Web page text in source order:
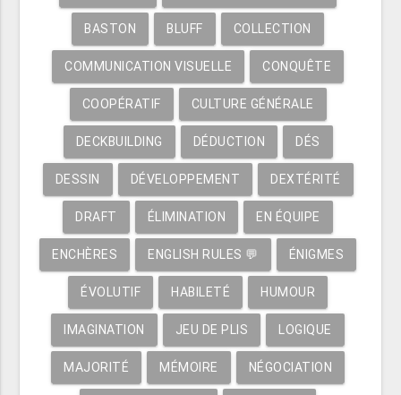
BASTON BLUFF COLLECTION
COMMUNICATION VISUELLE CONQUÊTE
COOPÉRATIF CULTURE GÉNÉRALE
DECKBUILDING DÉDUCTION DÉS
DESSIN DÉVELOPPEMENT DEXTÉRITÉ
DRAFT ÉLIMINATION EN ÉQUIPE
ENCHÈRES ENGLISH RULES 💬 ÉNIGMES
ÉVOLUTIF HABILETÉ HUMOUR
IMAGINATION JEU DE PLIS LOGIQUE
MAJORITÉ MÉMOIRE NÉGOCIATION